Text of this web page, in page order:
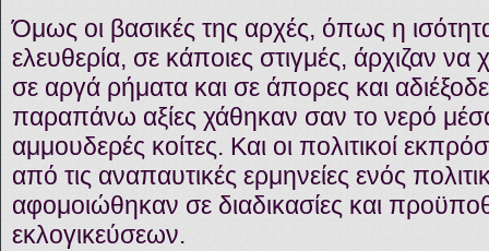
Όμως οι βασικές της αρχές, όπως η
ελευθερία, σε κάποιες στιγμές, άρχιζαν
σε αργά ρήματα και σε άπορες και
παραπάνω αξίες χάθηκαν σαν το νερό μέσα
αμμουδερές κοίτες. Και οι πολιτικοί
από τις αναπαυτικές ερμηνείες ενός
αφομοιώθηκαν σε διαδικασίες και
εκλογικεύσεων.